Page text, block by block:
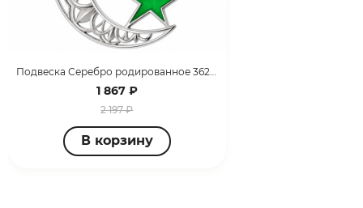
1 867 ₽
2 197 ₽
В корзину